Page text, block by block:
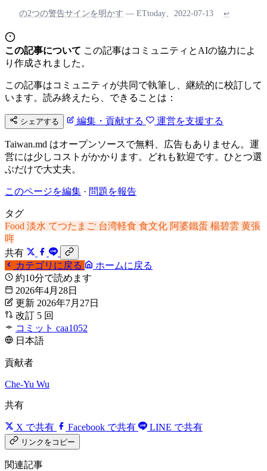
の2つの警告サインを明かす — ETtoday、2022-07-13 ↩
この記事について この記事はコミュニティとAIの協力によ
り作成されました。
この記事はコミュニティが共同で執筆し、継続的に校訂して
います。読み終えたら、できることは：
シェアする 編集・貢献する 運営を支援する
Taiwan.md はオープンソースで無料、広告もありません。運
営には少しコストがかかります。どれも歓迎です。ひとつ選
ぶだけで大丈夫。
このページを編集 · 問題を報告
タグ
Food 淡水 てつたまご 台湾軽食 食文化 阿婆鐵蛋 楊碧雲 黄張
哖
共有
カテゴリに戻る
ホームに戻る
約10分で読めます
2026年4月28日
更新 2026年7月27日
改訂 5 回
コミット caa1052
日本語
貢献者
Che-Yu Wu
共有
X で共有 Facebook で共有 LINE で共有
リンクをコピー
関連記事